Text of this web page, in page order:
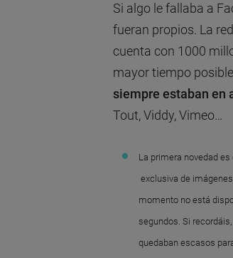
Si algo le fallaba a
fueran propios. La
cuenta con 1000
mayor tiempo
siempre estaban en
Tout, Viddy, Vimeo…
La primera novedad
exclusiva de
momento no está
segundos. Si recordáis,
quedaban escasos